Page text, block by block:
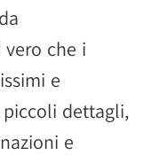
vero che i
e
dettagli,
e